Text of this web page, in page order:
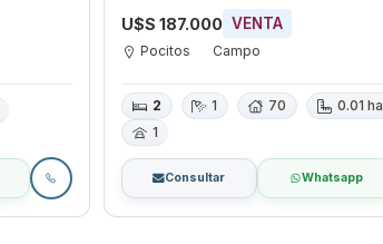
U$S 187.000 VENTA
Pocitos Campo
2 1 70
0.01 ha
1
Consultar Whatsapp